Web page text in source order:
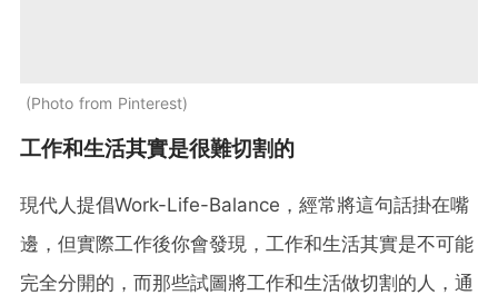
Photo from Pinterest
工作和生活其實是很難切割的
現代人提倡Work-Life-Balance，經常將這句話掛在嘴
邊，但實際工作後你會發現，工作和生活其實是不可能
完全分開的，而那些試圖將工作和生活做切割的人，通